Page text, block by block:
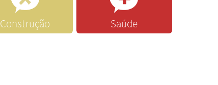
Construção Saúde